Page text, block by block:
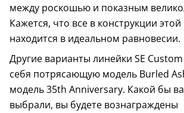
между роскошью и показным
Кажется, что все в конструкции
находится в идеальном равновесии.
Другие варианты линейки SE
себя потрясающую модель Burled
модель 35th Anniversary. Какой бы
выбрали, вы будете вознаграждены